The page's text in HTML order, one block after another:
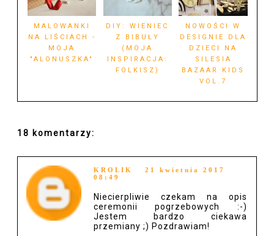
MALOWANKI
NA LIŚCIACH -
MOJA
"ALONUSZKA"
DIY: WIENIEC
Z BIBUŁY
(MOJA
INSPIRACJA:
FOLKISZ)
NOWOŚCI W
DESIGNIE DLA
DZIECI NA
SILESIA
BAZAAR KIDS
VOL.7
18 komentarzy:
KROLIK
21 kwietnia 2017
08:49
Niecierpliwie czekam na opis
ceremonii pogrzebowych :-)
Jestem bardzo ciekawa
przemiany ;) Pozdrawiam!